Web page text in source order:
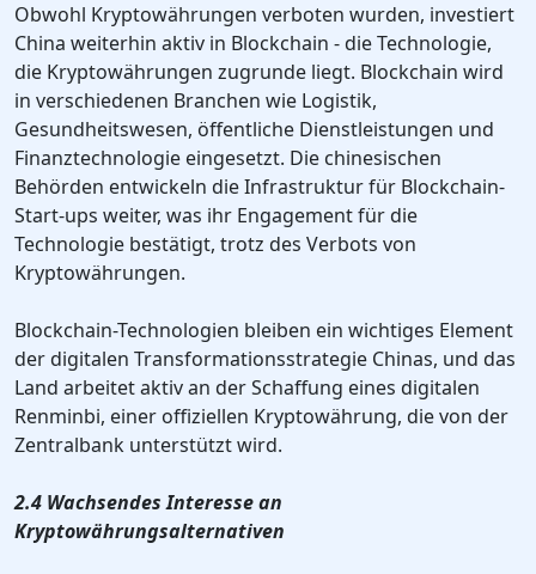
Obwohl Kryptowährungen verboten wurden, investiert
China weiterhin aktiv in Blockchain - die Technologie,
die Kryptowährungen zugrunde liegt. Blockchain wird
in verschiedenen Branchen wie Logistik,
Gesundheitswesen, öffentliche Dienstleistungen und
Finanztechnologie eingesetzt. Die chinesischen
Behörden entwickeln die Infrastruktur für Blockchain-
Start-ups weiter, was ihr Engagement für die
Technologie bestätigt, trotz des Verbots von
Kryptowährungen.
Blockchain-Technologien bleiben ein wichtiges Element
der digitalen Transformationsstrategie Chinas, und das
Land arbeitet aktiv an der Schaffung eines digitalen
Renminbi, einer offiziellen Kryptowährung, die von der
Zentralbank unterstützt wird.
2.4 Wachsendes Interesse an
Kryptowährungsalternativen